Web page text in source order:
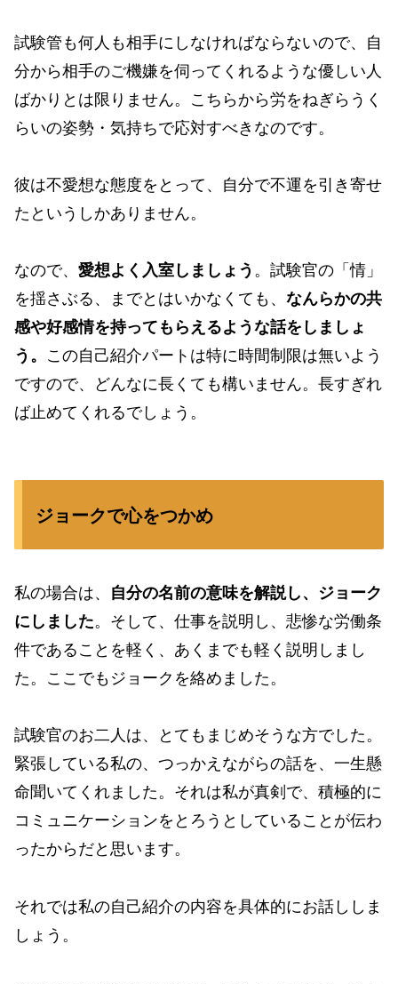
試験管も何人も相手にしなければならないので、自
分から相手のご機嫌を伺ってくれるような優しい人
ばかりとは限りません。こちらから労をねぎらうく
らいの姿勢・気持ちで応対すべきなのです。
彼は不愛想な態度をとって、自分で不運を引き寄せ
たというしかありません。
なので、 愛想よく入室しましょう 。試験官の「情」
を揺さぶる、までとはいかなくても、 なんらかの共
感や好感情を持ってもらえるような話をしましょ
う。 この自己紹介パートは特に時間制限は無いよう
ですので、どんなに長くても構いません。長すぎれ
ば止めてくれるでしょう。
ジョークで心をつかめ
私の場合は、 自分の名前の意味を解説し、ジョーク
にしました。そして、仕事を説明し、悲惨な労働条
件であることを軽く、あくまでも軽く説明しまし
た。ここでもジョークを絡めました。
試験官のお二人は、とてもまじめそうな方でした。
緊張している私の、つっかえながらの話を、一生懸
命聞いてくれました。それは私が真剣で、積極的に
コミュニケーションをとろうとしていることが伝わ
ったからだと思います。
それでは私の自己紹介の内容を具体的にお話ししま
しょう。